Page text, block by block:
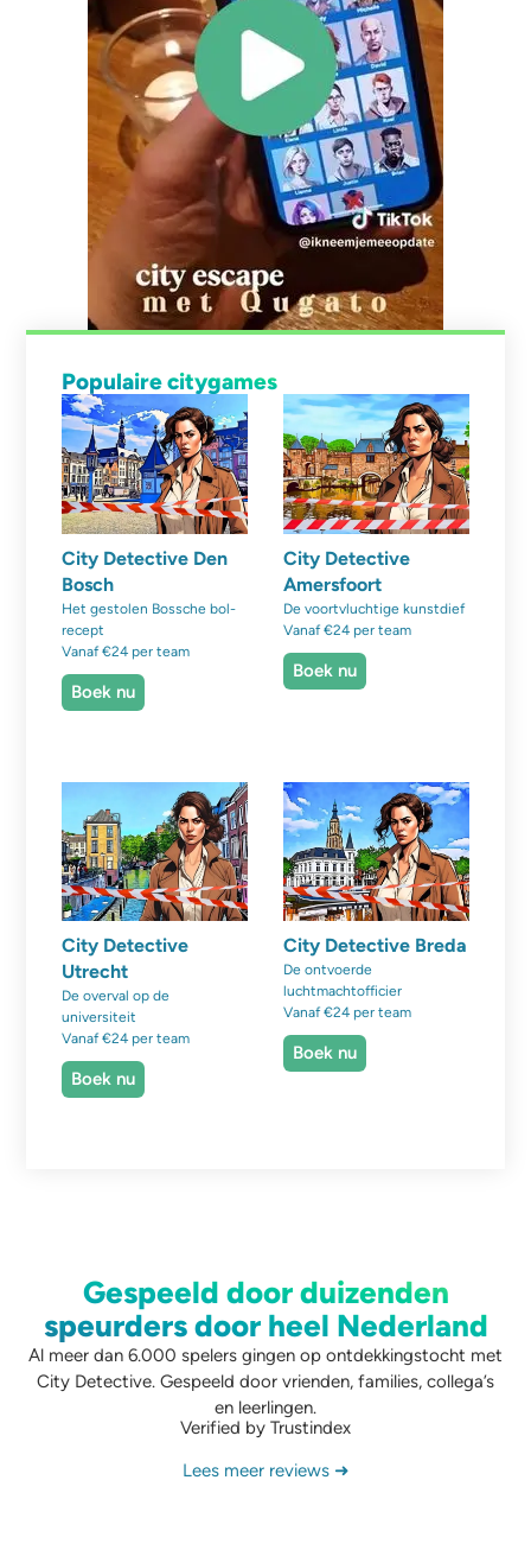
Populaire citygames
City Detective Den
Bosch
Het gestolen Bossche bol-
recept
Vanaf €24 per team
Boek nu
City Detective
Amersfoort
De voortvluchtige kunstdief
Vanaf €24 per team
Boek nu
City Detective
Utrecht
De overval op de
universiteit
Vanaf €24 per team
Boek nu
City Detective Breda
De ontvoerde
luchtmachtofficier
Vanaf €24 per team
Boek nu
Gespeeld door duizenden
speurders door heel Nederland
Al meer dan 6.000 spelers gingen op ontdekkingstocht met
City Detective. Gespeeld door vrienden, families, collega’s
en leerlingen.
Verified by Trustindex
Lees meer reviews ➜